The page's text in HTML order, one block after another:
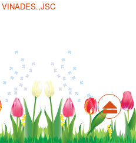
VINADES.,JSC